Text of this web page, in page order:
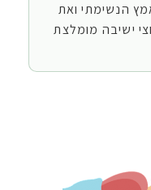
הנשימתי ואת
ישיבה מומלצת